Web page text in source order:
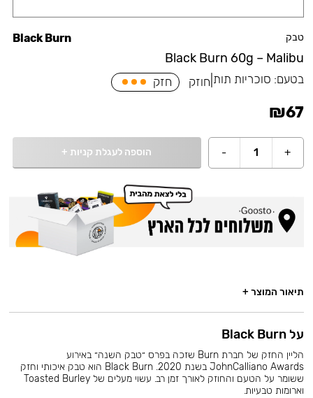
טבק
Black Burn 60g – Malibu
Black Burn
בטעם: סוכריות תות חוזק חזק
₪67
+
1
- הוספה לעגלת קניות +
תיאור המוצר +
על Black Burn
הליין החזק של חברת Burn שזכה בפרס ״טבק השנה״ באירוע
JohnCalliano Awards בשנת 2020. Black Burn הוא טבק איכותי וחזק
ששומר על הטעם והחוזק לאורך זמן רב. עשוי מעלים של Toasted Burley
וארומות טבעיות.